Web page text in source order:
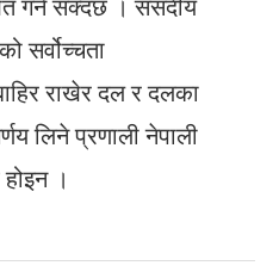
गर्न सक्दछ । संसदीय
सर्वोच्चता
राखेर दल र दलका
लिने प्रणाली नेपाली
।